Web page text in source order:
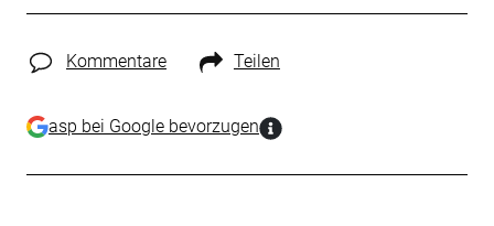
Kommentare Teilen
asp bei Google bevorzugen